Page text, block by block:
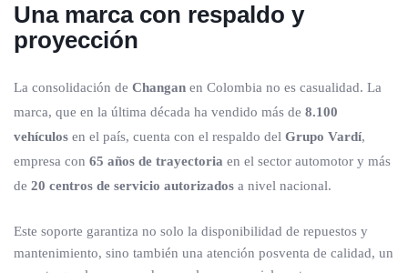
Una marca con respaldo y
proyección
La consolidación de Changan en Colombia no es casualidad. La
marca, que en la última década ha vendido más de 8.100
vehículos en el país, cuenta con el respaldo del Grupo Vardí,
empresa con 65 años de trayectoria en el sector automotor y más
de 20 centros de servicio autorizados a nivel nacional.
Este soporte garantiza no solo la disponibilidad de repuestos y
mantenimiento, sino también una atención posventa de calidad, un